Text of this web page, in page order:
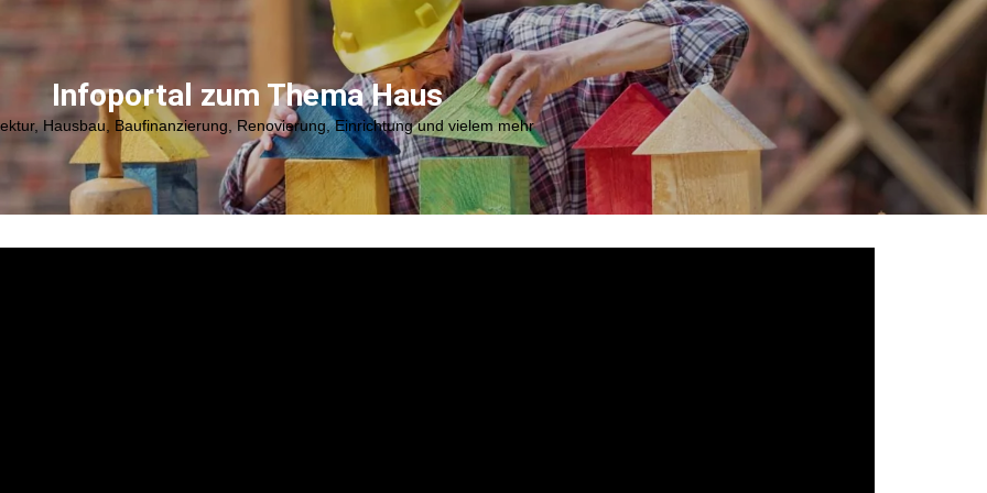
Infoportal zum Thema Haus
Hausbau, Baufinanzierung, Renovierung, Einrichtung und vielem mehr